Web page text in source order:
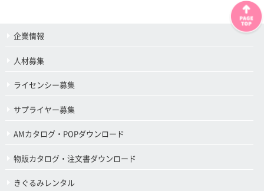
企業情報
人材募集
ライセンシー募集
サプライヤー募集
AMカタログ・POPダウンロード
物販カタログ・注文書ダウンロード
きぐるみレンタル